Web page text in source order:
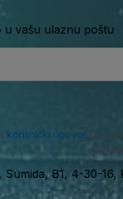
u vašu ulaznu poštu
korisnički ugovor
toga
Sumida, B1, 4-30-16,